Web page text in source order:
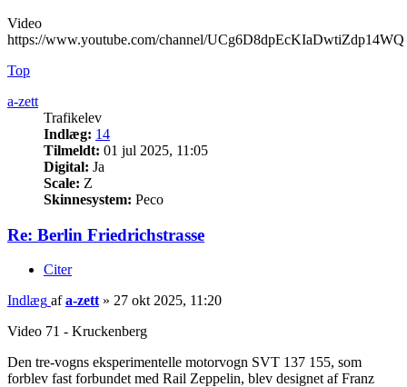
Video
https://www.youtube.com/channel/UCg6D8dpEcKIaDwtiZdp14WQ
Top
a-zett
Trafikelev
Indlæg: 14
Tilmeldt: 01 jul 2025, 11:05
Digital: Ja
Scale: Z
Skinnesystem: Peco
Re: Berlin Friedrichstrasse
Citer
Indlæg afa-zett » 27 okt 2025, 11:20
Video 71 - Kruckenberg
Den tre-vogns eksperimentelle motorvogn SVT 137 155, som
forblev fast forbundet med Rail Zeppelin, blev designet af Franz